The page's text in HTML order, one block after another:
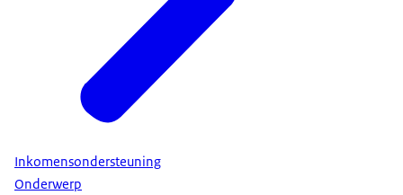
Inkomensondersteuning
Onderwerp